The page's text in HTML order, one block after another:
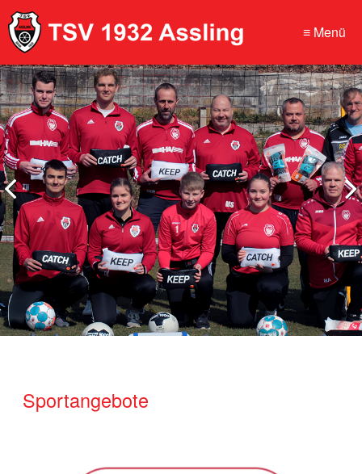
≡ Menü
Sportangebote